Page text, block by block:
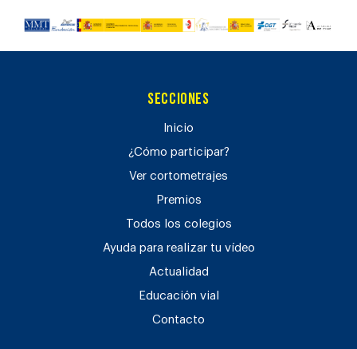
Secciones
Inicio
¿Cómo participar?
Ver cortometrajes
Premios
Todos los colegios
Ayuda para realizar tu vídeo
Actualidad
Educación vial
Contacto